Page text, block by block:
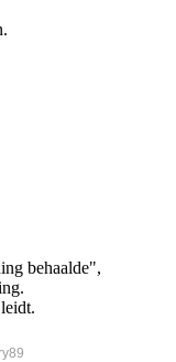
behaalde",